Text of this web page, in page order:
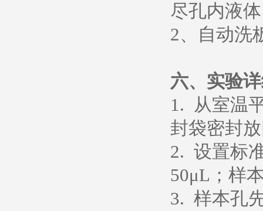
尽孔内液
2、
自动洗
六、 实验
1. 从室温
封袋密封
2. 设置标
50μL；样
3. 样本孔